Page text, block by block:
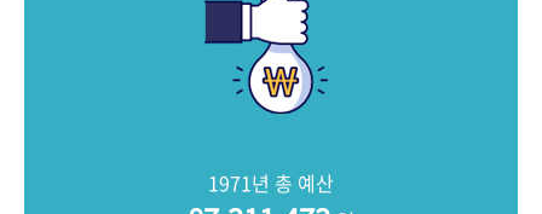
문서 기록물 행정박물
1971년 총 예산